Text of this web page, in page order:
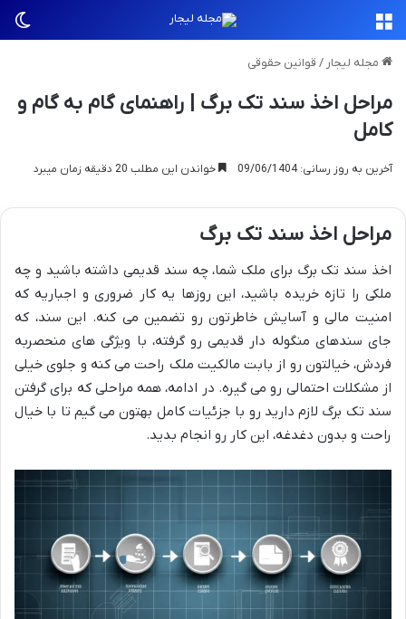
مجله لیجار / قوانین حقوقی
مراحل اخذ سند تک برگ | راهنمای گام به گام و
کامل
آخرین به روز رسانی: 09/06/1404 خواندن این مطلب 20 دقیقه زمان میبرد
مراحل اخذ سند تک برگ
اخذ سند تک برگ برای ملک شما، چه سند قدیمی داشته باشید و چه
ملکی را تازه خریده باشید، این روزها یه کار ضروری و اجباریه که
امنیت مالی و آسایش خاطرتون رو تضمین می کنه. این سند، که
جای سندهای منگوله دار قدیمی رو گرفته، با ویژگی های منحصربه
فردش، خیالتون رو از بابت مالکیت ملک راحت می کنه و جلوی خیلی
از مشکلات احتمالی رو می گیره. در ادامه، همه مراحلی که برای گرفتن
سند تک برگ لازم دارید رو با جزئیات کامل بهتون می گیم تا با خیال
راحت و بدون دغدغه، این کار رو انجام بدید.